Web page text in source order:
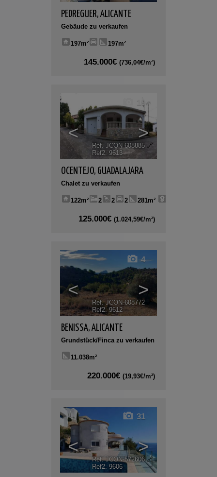
PEDREGUER, ALICANTE
Gebäude zu verkaufen
197m² 197m²
145.000€ (736,04€/m²)
< >
19
Ref. JCON-608885 🔗
Ref2. 9613
OCENTEJO, GUADALAJARA
Chalet zu verkaufen
122m² 2 2 2 281m²
125.000€ (1.024,59€/m²)
< >
4
Ref. JCON-608772
🔗
Ref2. 9612
BENISSA, ALICANTE
Grundstück/Finca zu verkaufen
11.038m²
220.000€ (19,93€/m²)
< >
31
Ref. JCON-572606 🔗
Ref2. 9606